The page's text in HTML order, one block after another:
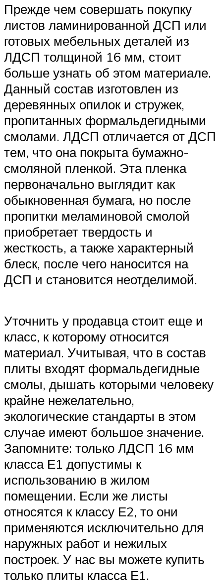
Прежде чем совершать покупку
листов ламинированной ДСП или
готовых мебельных деталей из
ЛДСП толщиной 16 мм, стоит
больше узнать об этом материале.
Данный состав изготовлен из
деревянных опилок и стружек,
пропитанных формальдегидными
смолами. ЛДСП отличается от ДСП
тем, что она покрыта бумажно-
смоляной пленкой. Эта пленка
первоначально выглядит как
обыкновенная бумага, но после
пропитки меламиновой смолой
приобретает твердость и
жесткость, а также характерный
блеск, после чего наносится на
ДСП и становится неотделимой.
Уточнить у продавца стоит еще и
класс, к которому относится
материал. Учитывая, что в состав
плиты входят формальдегидные
смолы, дышать которыми человеку
крайне нежелательно,
экологические стандарты в этом
случае имеют большое значение.
Запомните: только ЛДСП 16 мм
класса Е1 допустимы к
использованию в жилом
помещении. Если же листы
относятся к классу Е2, то они
применяются исключительно для
наружных работ и нежилых
построек. У нас вы можете купить
только плиты класса Е1.